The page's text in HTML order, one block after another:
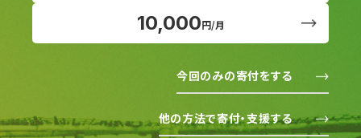
10,000円/月
今回のみの寄付をする
他の方法で寄付・支援する